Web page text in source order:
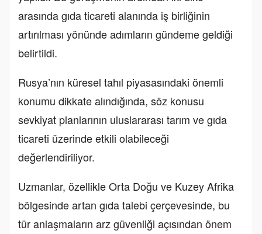
arasında gıda ticareti alanında iş birliğinin
artırılması yönünde adımların gündeme geldiği
belirtildi.
Rusya’nın küresel tahıl piyasasındaki önemli
konumu dikkate alındığında, söz konusu
sevkiyat planlarının uluslararası tarım ve gıda
ticareti üzerinde etkili olabileceği
değerlendiriliyor.
Uzmanlar, özellikle Orta Doğu ve Kuzey Afrika
bölgesinde artan gıda talebi çerçevesinde, bu
tür anlaşmaların arz güvenliği açısından önem